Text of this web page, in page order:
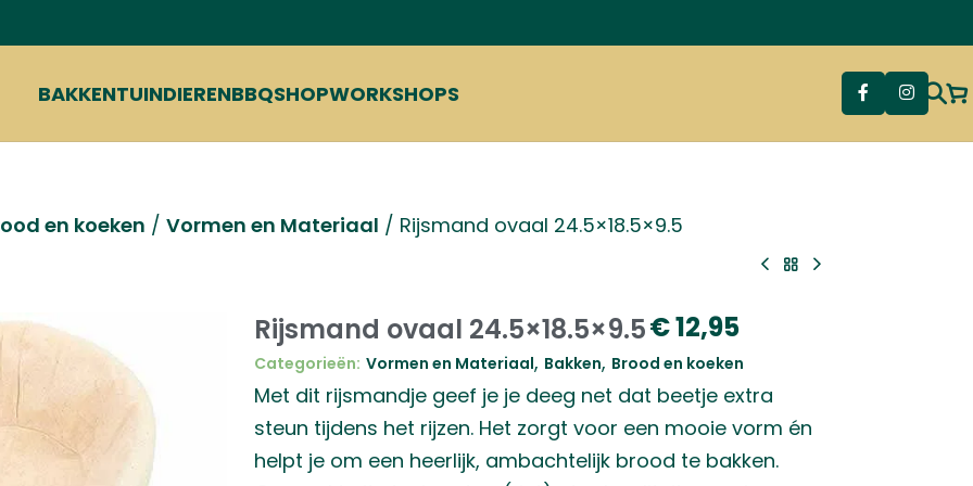
BAKKENTUINDIERENBBQSHOPWORKSHOPS
en koeken / Vormen en Materiaal / Rijsmand ovaal 24.5×18.5×9.5
Rijsmand ovaal 24.5×18.5×9.5€12,95
Categorieën: Vormen en Materiaal, Bakken, Brood en koeken
Met dit rijsmandje geef je je deeg net dat beetje extra
steun tijdens het rijzen. Het zorgt voor een mooie vorm én
helpt je om een heerlijk, ambachtelijk brood te bakken.